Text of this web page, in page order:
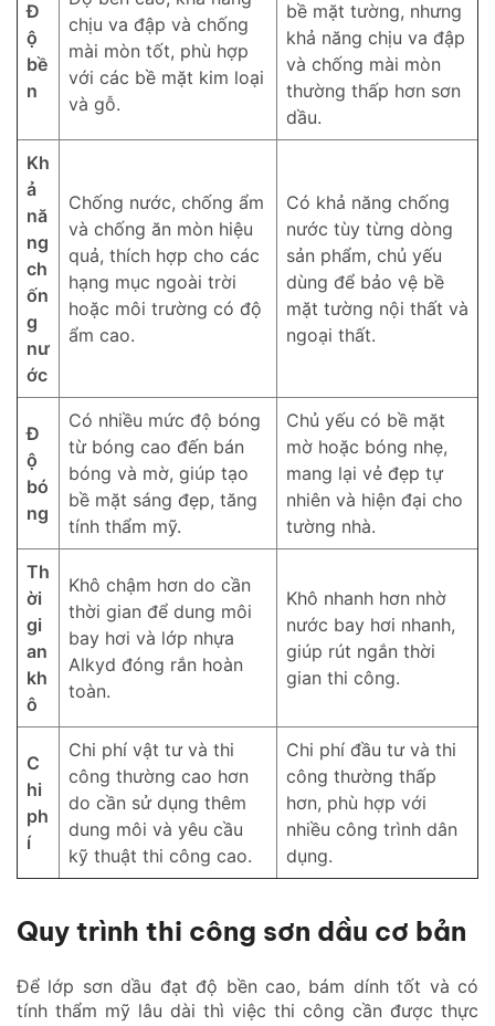
Đ
ộ
bề
n
chịu va đập và chống
mài mòn tốt, phù hợp
với các bề mặt kim loại
và gỗ.
bề mặt tường, nhưng
khả năng chịu va đập
và chống mài mòn
thường thấp hơn sơn
dầu.
Kh
ả
nă
ng
ch
ốn
g
nư
ớc
Chống nước, chống ẩm
và chống ăn mòn hiệu
quả, thích hợp cho các
hạng mục ngoài trời
hoặc môi trường có độ
ẩm cao.
Có khả năng chống
nước tùy từng dòng
sản phẩm, chủ yếu
dùng để bảo vệ bề
mặt tường nội thất và
ngoại thất.
Đ
ộ
bó
ng
Có nhiều mức độ bóng
từ bóng cao đến bán
bóng và mờ, giúp tạo
bề mặt sáng đẹp, tăng
tính thẩm mỹ.
Chủ yếu có bề mặt
mờ hoặc bóng nhẹ,
mang lại vẻ đẹp tự
nhiên và hiện đại cho
tường nhà.
Th
ời
gi
an
kh
ô
Khô chậm hơn do cần
thời gian để dung môi
bay hơi và lớp nhựa
Alkyd đóng rắn hoàn
toàn.
Khô nhanh hơn nhờ
nước bay hơi nhanh,
giúp rút ngắn thời
gian thi công.
C
hi
ph
í
Chi phí vật tư và thi
công thường cao hơn
do cần sử dụng thêm
dung môi và yêu cầu
kỹ thuật thi công cao.
Chi phí đầu tư và thi
công thường thấp
hơn, phù hợp với
nhiều công trình dân
dụng.
Quy trình thi công sơn dầu cơ bản
Để lớp sơn dầu đạt độ bền cao, bám dính tốt và có
tính thẩm mỹ lâu dài thì việc thi công cần được thực